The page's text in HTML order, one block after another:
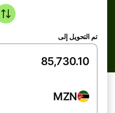
تم التحويل إلى
MZN